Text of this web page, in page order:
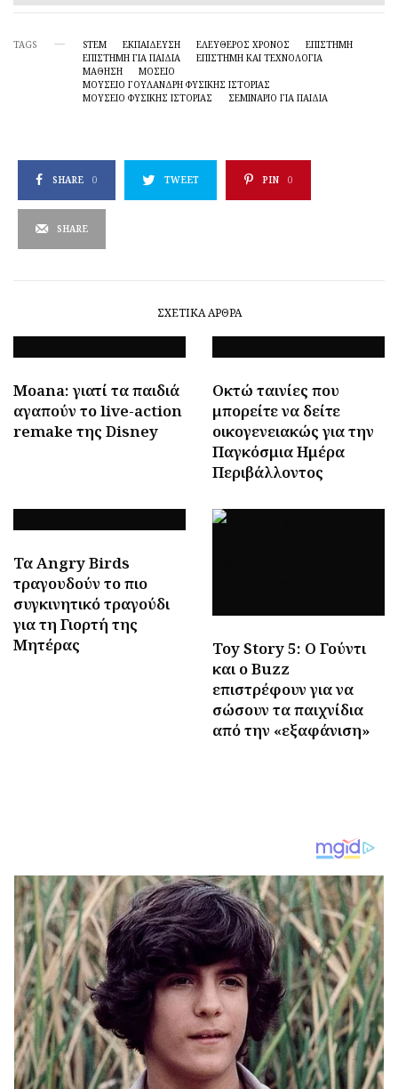
TAGS STEM ΕΚΠΑΙΔΕΥΣΗ ΕΛΕΥΘΕΡΟΣ ΧΡΟΝΟΣ
ΕΠΙΣΤΉΜΗ
ΕΠΙΣΤΉΜΗ ΓΙΑ ΠΑΙΔΙΆ
ΕΠΙΣΤΉΜΗ ΚΑΙ ΤΕΧΝΟΛΟΓΊΑ
ΜΑΘΗΣΗ
ΜΟΣΕΊΟ
ΜΟΥΣΕΊΟ ΓΟΥΛΑΝΔΡΉ ΦΥΣΙΚΉΣ ΙΣΤΟΡΊΑΣ
ΜΟΥΣΕΊΟ ΦΥΣΙΚΉΣ ΙΣΤΟΡΊΑΣ
ΣΕΜΙΝΆΡΙΟ ΓΙΑ ΠΑΙΔΙΆ
SHARE 0 TWEET PIN 0
SHARE
ΣΧΕΤΙΚΆ ΆΡΘΡΑ
Moana: γιατί τα παιδιά
αγαπούν το live-action
remake της Disney
Οκτώ ταινίες που
μπορείτε να δείτε
οικογενειακώς για την
Παγκόσμια Ημέρα
Περιβάλλοντος
Τα Angry Birds
τραγουδούν το πιο
συγκινητικό τραγούδι
για τη Γιορτή της
Μητέρας
Toy Story 5: Ο Γούντι
και ο Buzz
επιστρέφουν για να
σώσουν τα παιχνίδια
από την «εξαφάνιση»